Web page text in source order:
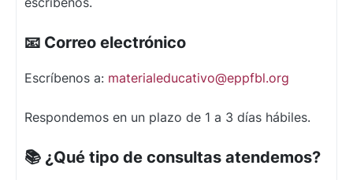
📧 Correo electrónico
Escríbenos a: materialeducativo@eppfbl.org
Respondemos en un plazo de 1 a 3 días hábiles.
📚 ¿Qué tipo de consultas atendemos?